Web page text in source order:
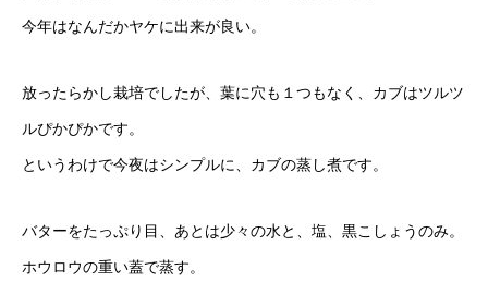
今年はなんだかヤケに出来が良い。
放ったらかし栽培でしたが、葉に穴も１つもなく、カブはツルツ
ルぴかぴかです。
というわけで今夜はシンプルに、カブの蒸し煮です。
バターをたっぷり目、あとは少々の水と、塩、黒こしょうのみ。
ホウロウの重い蓋で蒸す。